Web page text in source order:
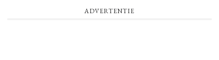
ADVERTENTIE